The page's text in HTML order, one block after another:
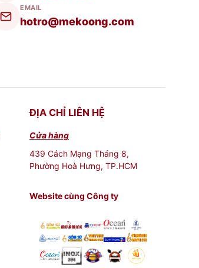
EMAIL
hotro@mekoong.com
ĐỊA CHỈ LIÊN HỆ
Cửa hàng
439 Cách Mạng Tháng 8,
Phường Hoà Hưng, TP.HCM
Website cùng Công ty